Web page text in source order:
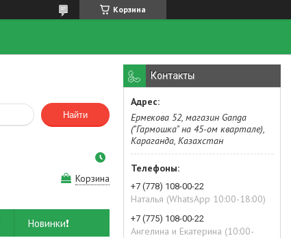
Корзина
Найти
Корзина
Новинки❗
Контакты
Ермекова 52, магазин Ganga
("Гармошка" на 45-ом квартале),
Караганда, Казахстан
+7 (778) 108-00-22
Наталья (WhatsApp 10:00-18:00)
+7 (775) 108-00-22
Ангелина и Екатерина (10:00-